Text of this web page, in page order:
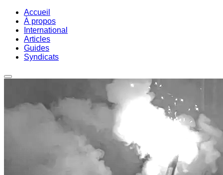
Accueil
À propos
International
Articles
Guides
Syndicats